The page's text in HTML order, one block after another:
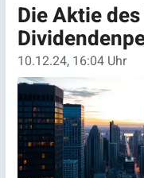
Die Aktie
10.12.24, 16:04 Uhr